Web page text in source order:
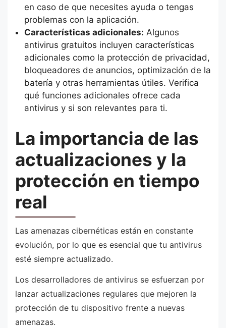
en caso de que necesites ayuda o tengas
problemas con la aplicación.
Características adicionales: Algunos
antivirus gratuitos incluyen características
adicionales como la protección de privacidad,
bloqueadores de anuncios, optimización de la
batería y otras herramientas útiles. Verifica
qué funciones adicionales ofrece cada
antivirus y si son relevantes para ti.
La importancia de las
actualizaciones y la
protección en tiempo
real
Las amenazas cibernéticas están en constante
evolución, por lo que es esencial que tu antivirus
esté siempre actualizado.
Los desarrolladores de antivirus se esfuerzan por
lanzar actualizaciones regulares que mejoren la
protección de tu dispositivo frente a nuevas
amenazas.